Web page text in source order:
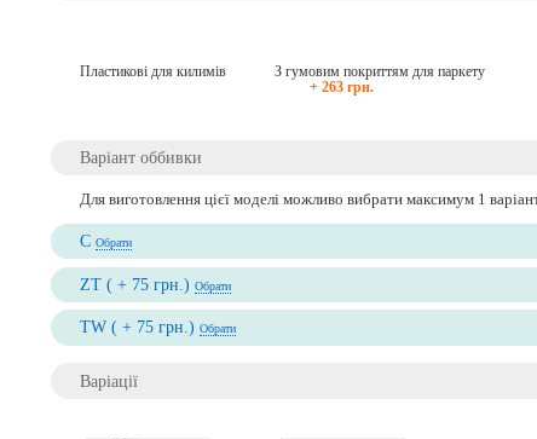
Пластикові для килимів
З гумовим покриттям для паркету
+ 263 грн.
Варіант оббивки
Для виготовлення цієї моделі можливо вибрати максимум 1
CОбрати
ZT ( + 75 грн.)Обрати
TW ( + 75 грн.)Обрати
Варіації